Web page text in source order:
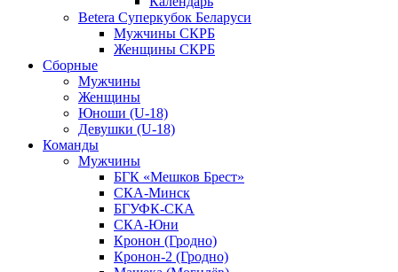
Betera Суперкубок Беларуси
Мужчины СКРБ
Женщины СКРБ
Сборные
Мужчины
Женщины
Юноши (U-18)
Девушки (U-18)
Команды
Мужчины
БГК «Мешков Брест»
СКА-Минск
БГУФК-СКА
СКА-Юни
Кронон (Гродно)
Кронон-2 (Гродно)